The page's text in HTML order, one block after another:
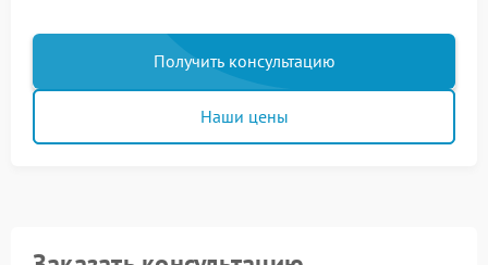
Получить консультацию
Наши цены